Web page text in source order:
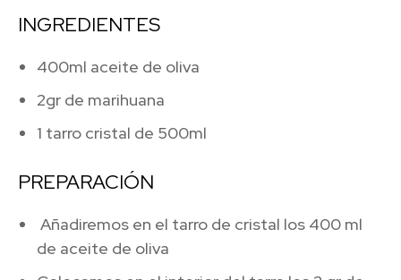
INGREDIENTES
400ml aceite de oliva
2gr de marihuana
1 tarro cristal de 500ml
PREPARACIÓN
Añadiremos en el tarro de cristal los 400 ml
de aceite de oliva